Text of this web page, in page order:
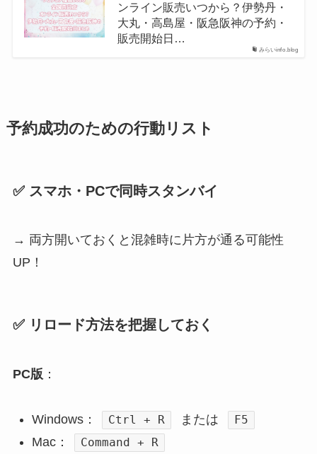
みらいinfo.blog
ンライン販売いつから？伊勢丹・
大丸・高島屋・阪急阪神の予約・
販売開始日…
予約成功のための行動リスト
✅ スマホ・PCで同時スタンバイ
→ 両方開いておくと混雑時に片方が通る可能性
UP！
✅ リロード方法を把握しておく
PC版 ：
Windows： Ctrl + R または F5
Mac： Command + R